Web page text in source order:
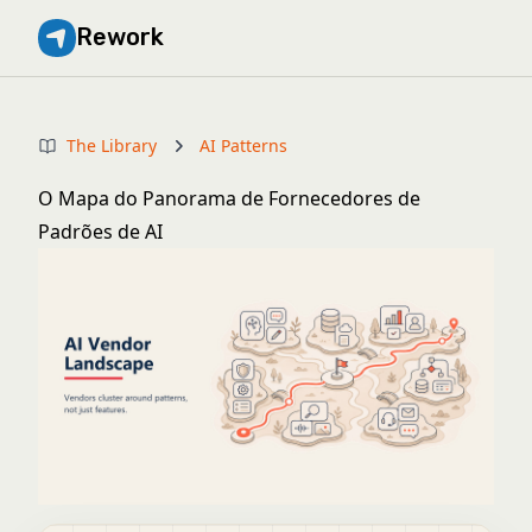
Rework
The Library AI Patterns
O Mapa do Panorama de Fornecedores de
Padrões de AI